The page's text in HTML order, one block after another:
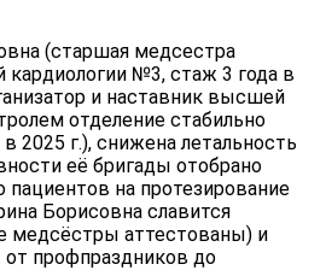
(старшая медсестра
кардиологии №3, стаж 3 года в
и наставник высшей
отделение стабильно
2025 г.), снижена летальность
её бригады отобрано
пациентов на протезирование
Борисовна славится
медсёстры аттестованы) и
профпраздников до